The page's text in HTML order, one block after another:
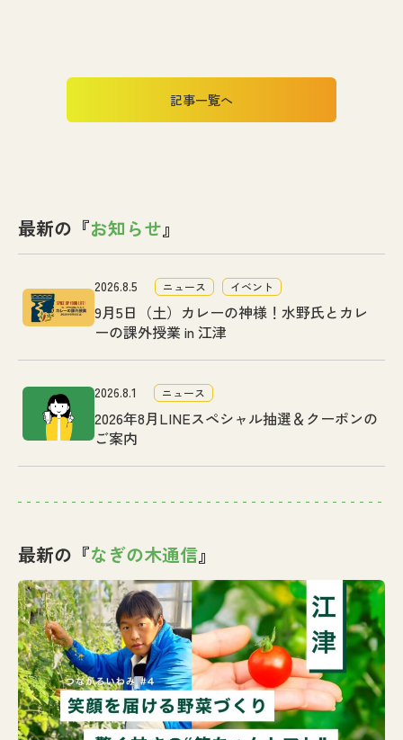
記事一覧へ
最新の『お知らせ』
2026.8.5 ニュース イベント
9月5日（土）カレーの神様！水野氏とカレ
ーの課外授業 in 江津
2026.8.1 ニュース
2026年8月LINEスペシャル抽選＆クーポンの
ご案内
最新の『なぎの木通信』